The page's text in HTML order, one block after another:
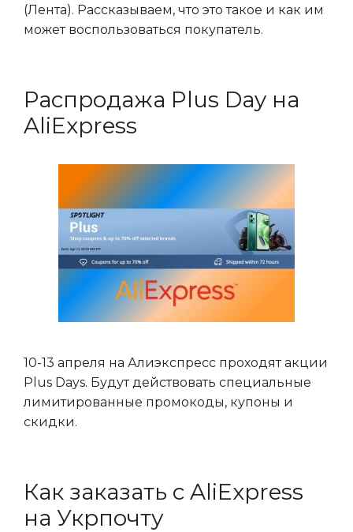
(Лента). Рассказываем, что это такое и как им
может воспользоваться покупатель.
Распродажа Plus Day на
AliExpress
10-13 апреля на Алиэкспресс проходят акции
Plus Days. Будут действовать специальные
лимитированные промокоды, купоны и
скидки.
Как заказать с AliExpress
на Укрпочту